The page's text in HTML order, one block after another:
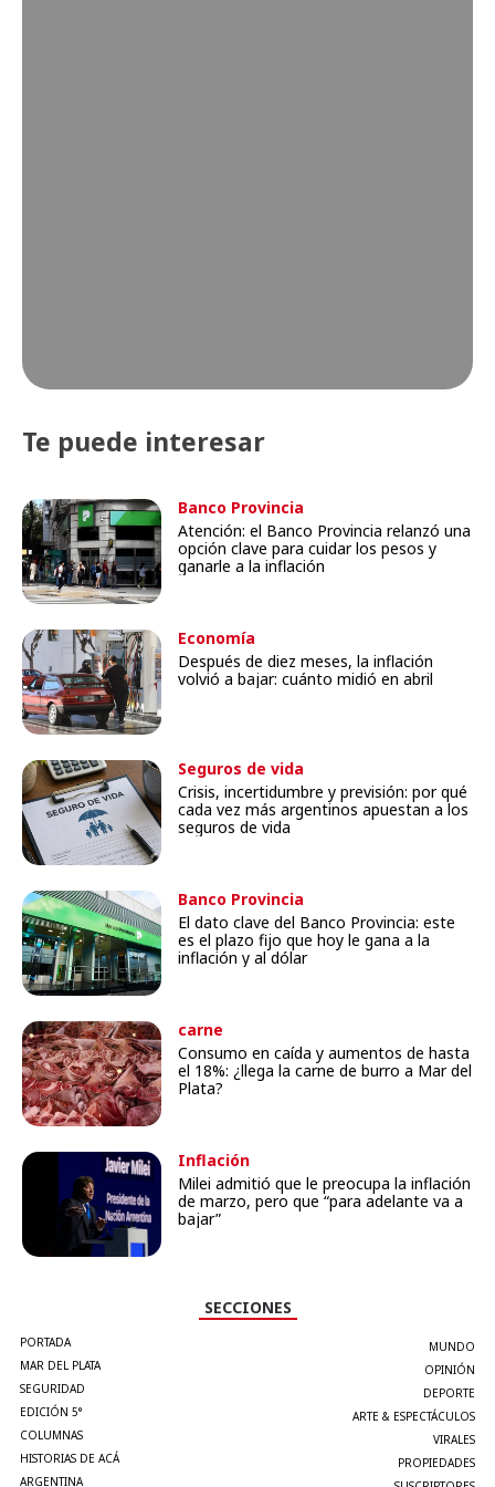
Te puede interesar
Banco Provincia
Atención: el Banco Provincia relanzó una
opción clave para cuidar los pesos y
ganarle a la inflación
Economía
Después de diez meses, la inflación
volvió a bajar: cuánto midió en abril
Seguros de vida
Crisis, incertidumbre y previsión: por qué
cada vez más argentinos apuestan a los
seguros de vida
Banco Provincia
El dato clave del Banco Provincia: este
es el plazo fijo que hoy le gana a la
inflación y al dólar
carne
Consumo en caída y aumentos de hasta
el 18%: ¿llega la carne de burro a Mar del
Plata?
Inflación
Milei admitió que le preocupa la inflación
de marzo, pero que “para adelante va a
bajar”
SECCIONES
PORTADA
MAR DEL PLATA
SEGURIDAD
EDICIÓN 5°
COLUMNAS
HISTORIAS DE ACÁ
ARGENTINA
MUNDO
OPINIÓN
DEPORTE
ARTE & ESPECTÁCULOS
VIRALES
PROPIEDADES